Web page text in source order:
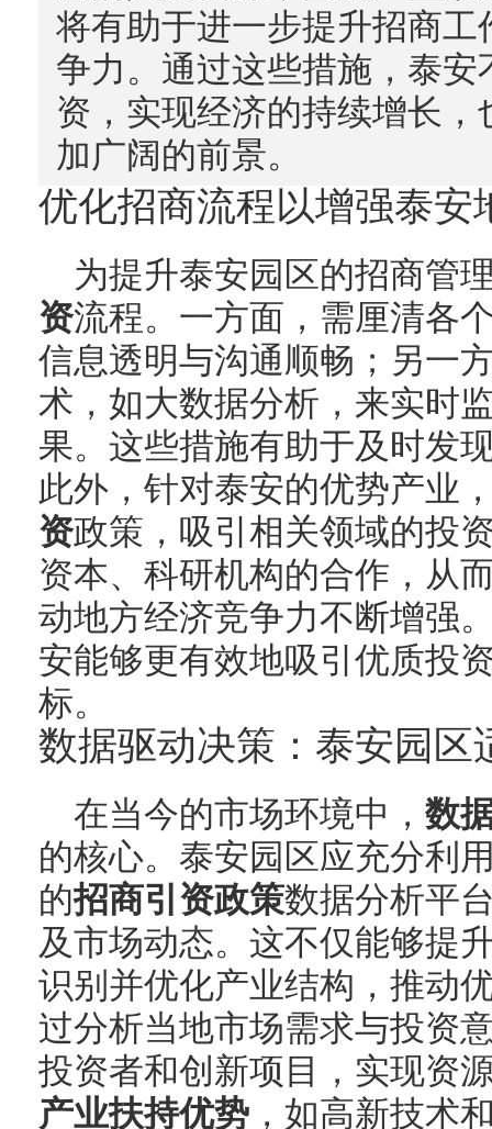
将有助于进一步提升招商
争力。通过这些措施，泰
资，实现经济的持续增长
加广阔的前景。
优化招商流程以增强泰安
为提升泰安园区的招商管
资流程。一方面，需厘清各
信息透明与沟通顺畅；另一
术，如大数据分析，来实时
果。这些措施有助于及时发
此外，针对泰安的优势产业
资政策，吸引相关领域的投
资本、科研机构的合作，从
动地方经济竞争力不断增强
安能够更有效地吸引优质投
标。
数据驱动决策：泰安园区
在当今的市场环境中， 数
的核心。泰安园区应充分利
的招商引资政策数据分析平
及市场动态。这不仅能够提
识别并优化产业结构，推动
过分析当地市场需求与投资
投资者和创新项目，实现资
产业扶持优势 ，如高新技术